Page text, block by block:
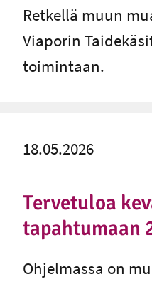
Retkellä muun
Viaporin
toimintaan.
Tervetuloa
tapahtumaan
18.05.2026
Ohjelmassa on